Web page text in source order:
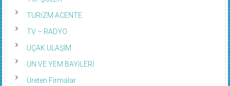
TURİZM ACENTE
TV – RADYO
UÇAK ULAŞIM
UN VE YEM BAYİLERİ
Üreten Firmalar